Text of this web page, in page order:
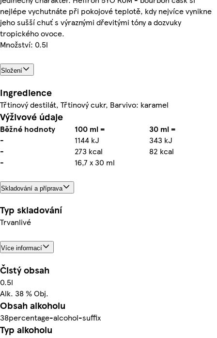
nejlépe vychutnáte při pokojové teplotě, kdy nejvíce vynikne
jeho sušší chuť s výraznými dřevitými tóny a dozvuky
tropického ovoce.
Množství: 0.5l
Složení
Ingredience
Třtinový destilát, Třtinový cukr, Barvivo: karamel
Výživové údaje
Běžné hodnoty 100 ml =
30 ml =
-
1144 kJ
343 kJ
-
273 kcal
82 kcal
-
16,7 x 30 ml
Skladování a příprava
Typ skladování
Trvanlivé
Více informací
Čistý obsah
0.5l
Alk. 38 % Obj.
Obsah alkoholu
38percentage-alcohol-suffix
Typ alkoholu